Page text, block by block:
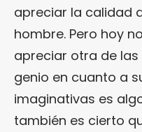
apreciar la calidad
hombre. Pero hoy
apreciar otra de
genio en cuanto a
imaginativas es
también es cierto